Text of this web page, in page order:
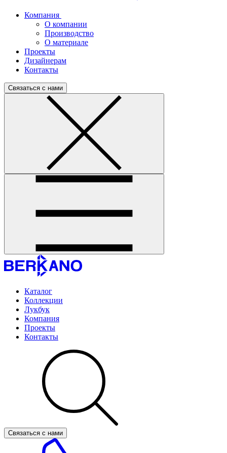
Компания
О компании
Производство
О материале
Проекты
Дизайнерам
Контакты
Связаться с нами
Каталог
Коллекции
Лукбук
Компания
Проекты
Контакты
Связаться с нами